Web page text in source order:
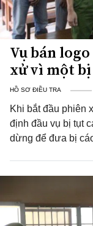
Vụ bán
xử vì một
HỒ SƠ ĐIỀU TRA
Khi bắt đầu phiên
định đầu vụ bị tụt
dừng để đưa bị